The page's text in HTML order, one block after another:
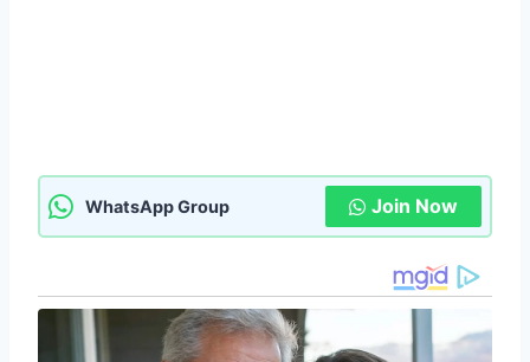
WhatsApp Group Join Now